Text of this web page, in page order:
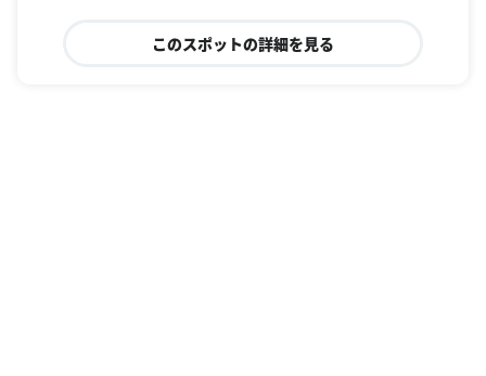
このスポットの詳細を見る